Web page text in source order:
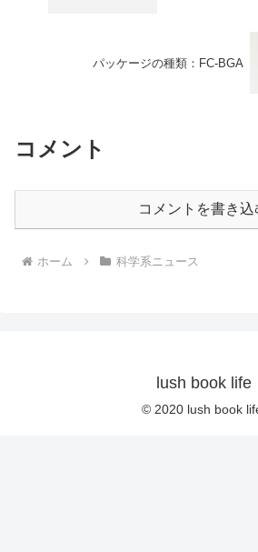
パッケージの種類：FC-BGA
コメント
コメントを書き込
ホーム 科学系ニュース
lush book life
© 2020 lush book